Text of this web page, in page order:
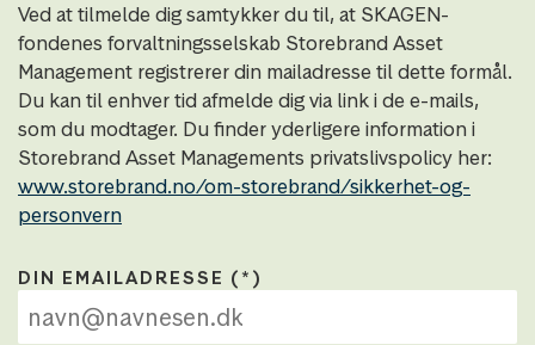
Ved at tilmelde dig samtykker du til, at SKAGEN-
fondenes forvaltningsselskab Storebrand Asset
Management registrerer din mailadresse til dette formål.
Du kan til enhver tid afmelde dig via link i de e-mails,
som du modtager. Du finder yderligere information i
Storebrand Asset Managements privatslivspolicy her:
www.storebrand.no/om-storebrand/sikkerhet-og-
personvern
DIN EMAILADRESSE